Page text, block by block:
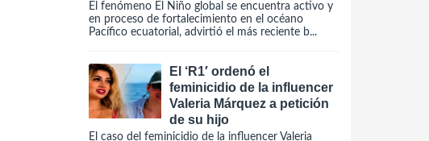
El fenómeno El Niño global se encuentra activo y
en proceso de fortalecimiento en el océano
Pacífico ecuatorial, advirtió el más reciente b...
El ‘R1′ ordenó el
feminicidio de la influencer
Valeria Márquez a petición
de su hijo
El caso del feminicidio de la influencer Valeria